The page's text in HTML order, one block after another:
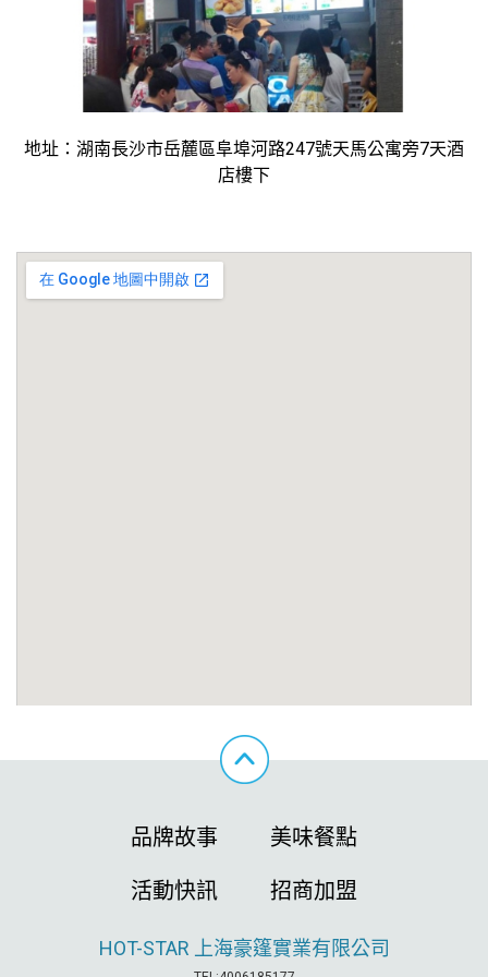
地址：湖南長沙市岳麓區阜埠河路247號天馬公寓旁7天酒
店樓下
品牌故事 美味餐點
活動快訊 招商加盟
HOT-STAR 上海豪篷實業有限公司